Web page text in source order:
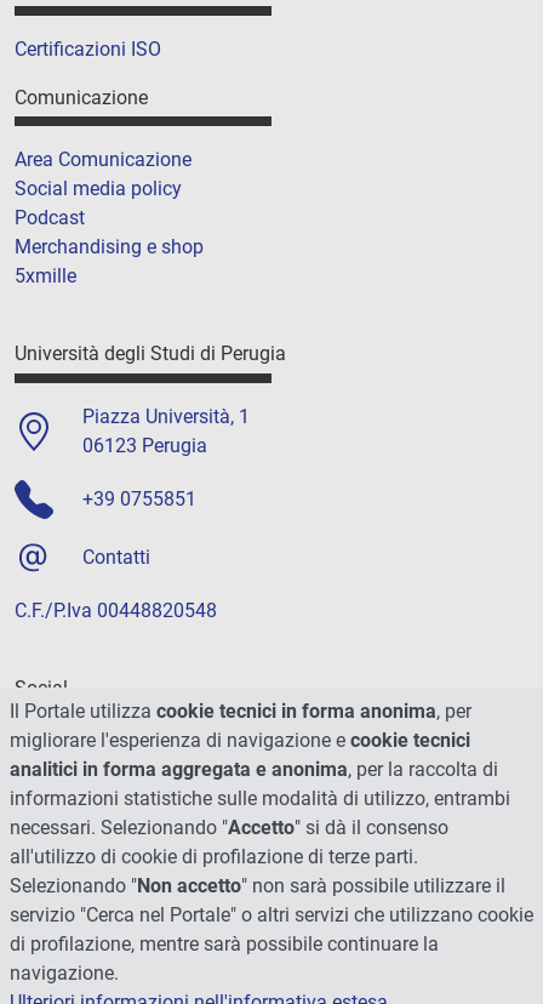
Certificazioni ISO
Comunicazione
Area Comunicazione
Social media policy
Podcast
Merchandising e shop
5xmille
Università degli Studi di Perugia
Piazza Università, 1
06123 Perugia
+39 0755851
Contatti
C.F./P.Iva 00448820548
Social
Il Portale utilizza cookie tecnici in forma anonima, per
migliorare l'esperienza di navigazione e cookie tecnici
analitici in forma aggregata e anonima, per la raccolta di
informazioni statistiche sulle modalità di utilizzo, entrambi
necessari. Selezionando "Accetto" si dà il consenso
all'utilizzo di cookie di profilazione di terze parti.
Selezionando "Non accetto" non sarà possibile utilizzare il
servizio "Cerca nel Portale" o altri servizi che utilizzano cookie
di profilazione, mentre sarà possibile continuare la
navigazione.